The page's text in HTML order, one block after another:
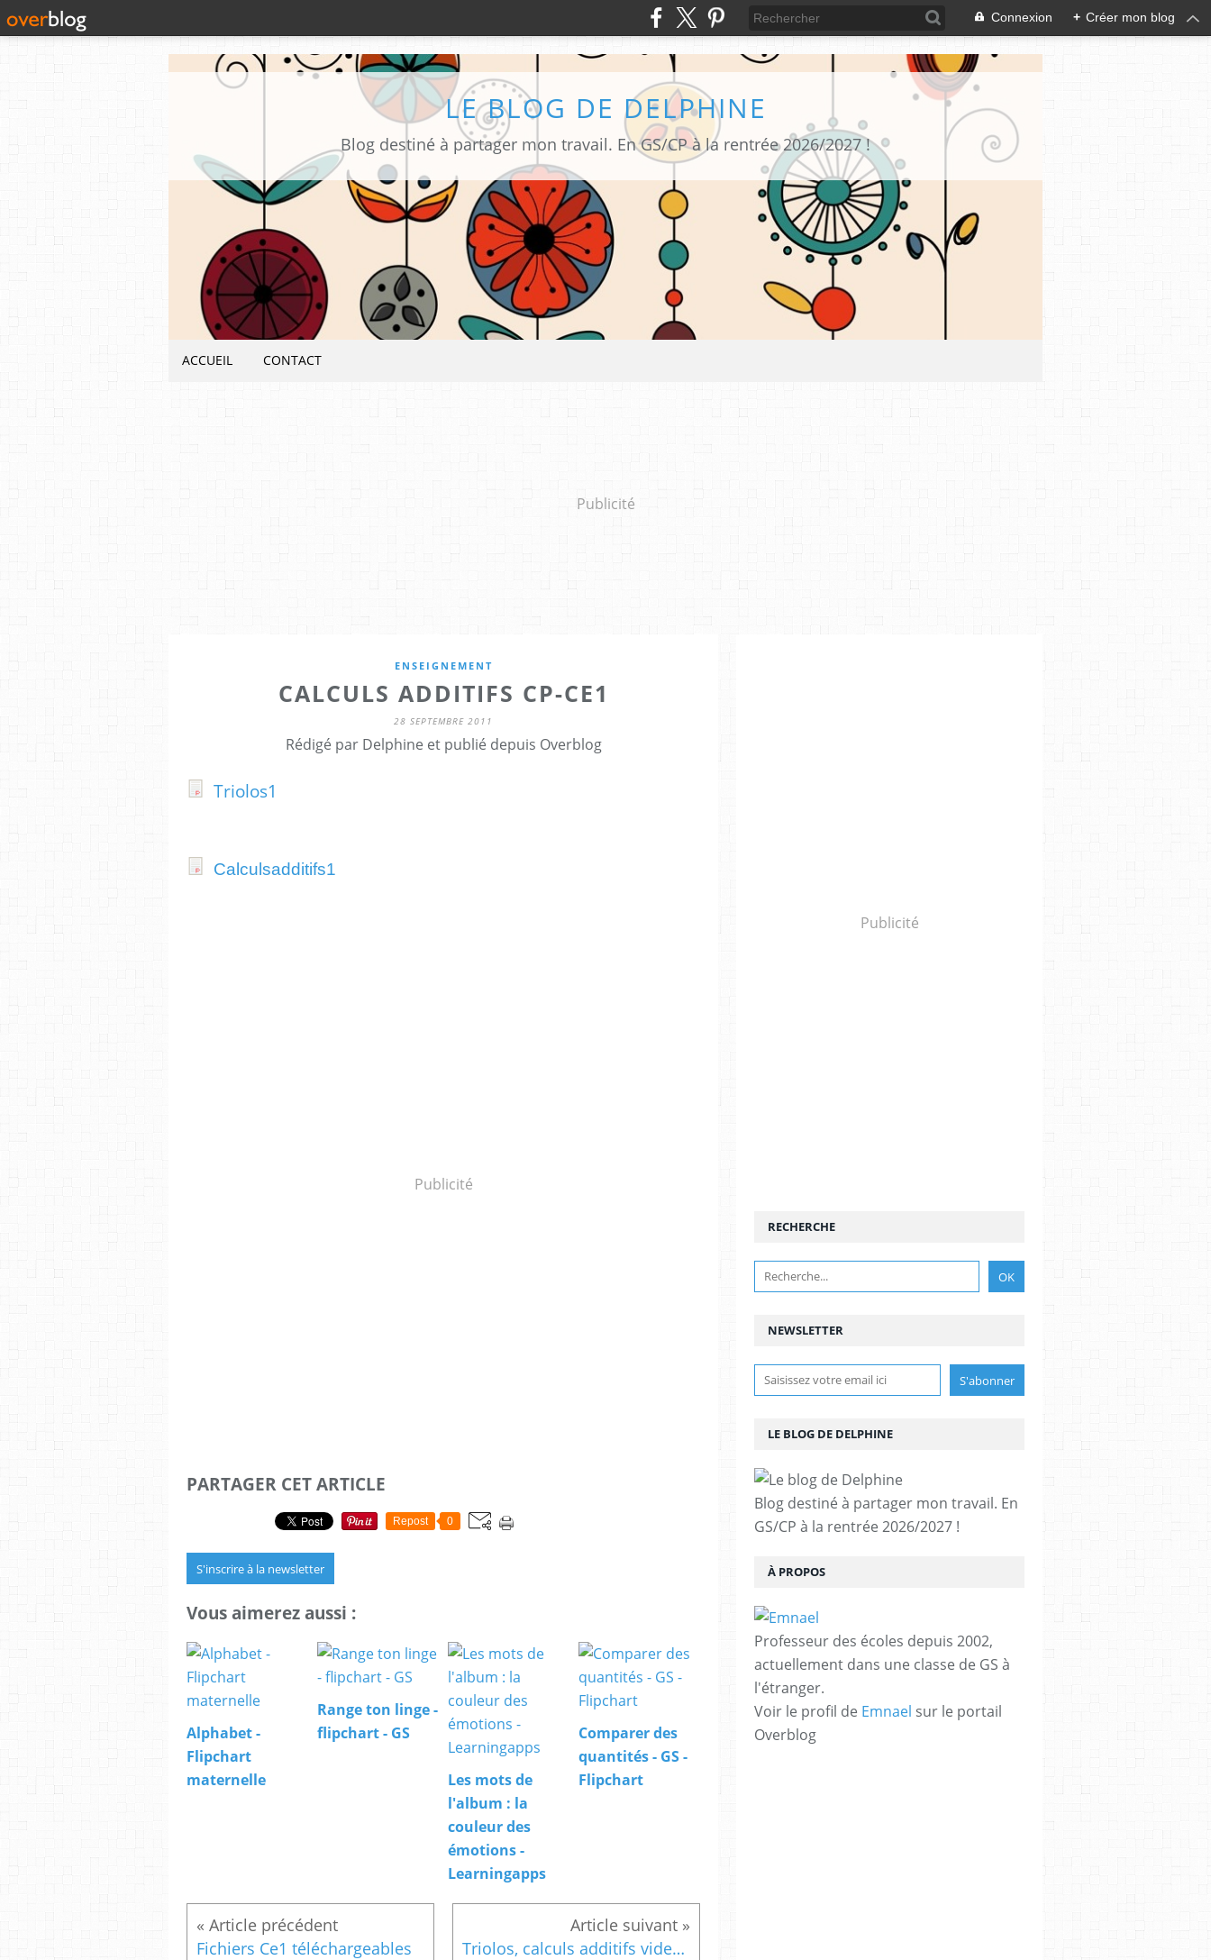
Connexion + Créer mon blog
LE BLOG DE DELPHINE
Blog destiné à partager mon travail. En GS/CP à la rentrée 2026/2027 !
ACCUEIL CONTACT
Publicité
ENSEIGNEMENT
CALCULS ADDITIFS CP-CE1
28 SEPTEMBRE 2011
Rédigé par Delphine et publié depuis Overblog
Triolos1
Calculsadditifs1
Publicité
PARTAGER CET ARTICLE
Repost 0
S'inscrire à la newsletter
Vous aimerez aussi :
Alphabet -
Flipchart
maternelle
Range ton linge -
flipchart - GS
Les mots de
l'album : la
couleur des
émotions -
Learningapps
Comparer des
quantités - GS -
Flipchart
Fichiers Ce1 téléchargeables Triolos, calculs additifs vides à remplir CP-Ce1
Publicité
NEWSLETTER
RECHERCHE
LE BLOG DE DELPHINE
Blog destiné à partager mon travail. En
GS/CP à la rentrée 2026/2027 !
À PROPOS
Professeur des écoles depuis 2002,
actuellement dans une classe de GS à
l'étranger.
Voir le profil de Emnael sur le portail
Overblog